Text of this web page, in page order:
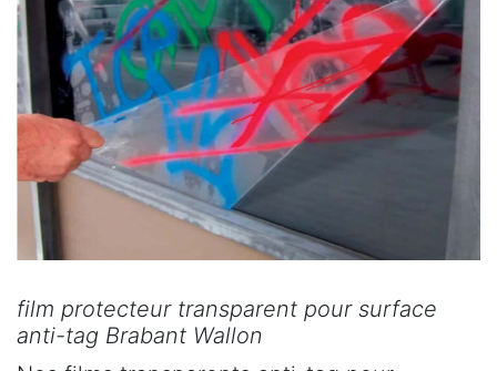
film protecteur transparent pour surface
anti-tag Brabant Wallon